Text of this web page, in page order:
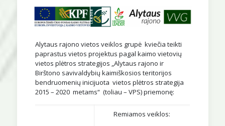
Alytaus rajono vietos veiklos grupė kviečia teikti
paprastus vietos projektus pagal kaimo vietovių
vietos plėtros strategijos „Alytaus rajono ir
Birštono savivaldybių kaimiškosios teritorijos
bendruomenių inicijuota vietos plėtros strategija
2015 – 2020 metams“ (toliau – VPS) priemonę:
Remiamos veiklos: